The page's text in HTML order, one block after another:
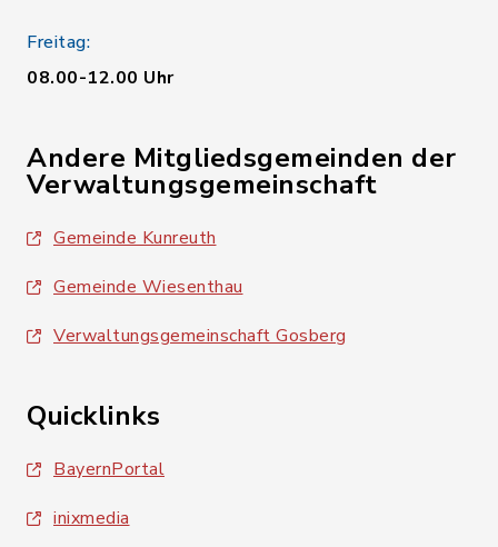
Freitag:
08.00-12.00 Uhr
Andere Mitgliedsgemeinden der
Verwaltungsgemeinschaft
Gemeinde Kunreuth
Gemeinde Wiesenthau
Verwaltungsgemeinschaft Gosberg
Quicklinks
BayernPortal
inixmedia